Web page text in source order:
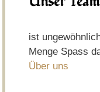
ist
Menge Spass
Über uns